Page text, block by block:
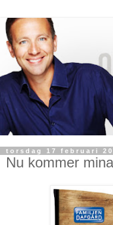
torsdag 17 februari
Nu kommer